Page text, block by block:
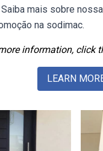
mais sobre
na sodimac.
information, click
LEARN